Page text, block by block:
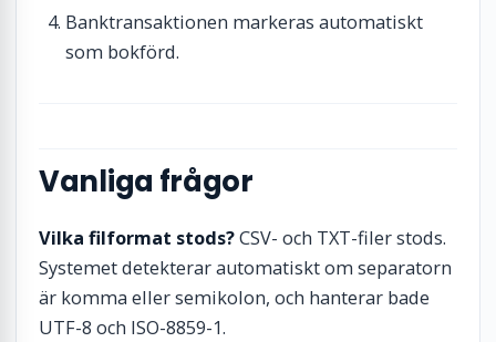
Banktransaktionen markeras automatiskt
som bokförd.
Vanliga frågor
Vilka filformat stods?CSV- och TXT-filer stods.
Systemet detekterar automatiskt om separatorn
är komma eller semikolon, och hanterar bade
UTF-8 och ISO-8859-1.